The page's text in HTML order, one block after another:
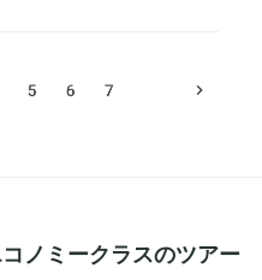
5 6 7
ノミークラスのツアー